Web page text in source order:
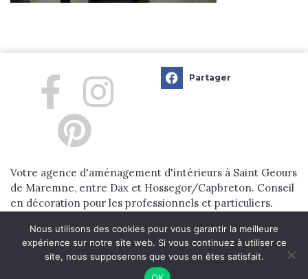
Votre agence d'aménagement d'intérieurs à Saint Geours
de Maremne, entre Dax et Hossegor/Capbreton. Conseil
en décoration pour les professionnels et particuliers.
Partager
© 2024 Dehens Aménagement d’Intérieur. tous droits réservés. |
RéalisationNouveausoft.com
Nous utilisons des cookies pour vous garantir la meilleure
expérience sur notre site web. Si vous continuez à utiliser ce
site, nous supposerons que vous en êtes satisfait.